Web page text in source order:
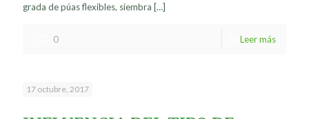
grada de púas flexibles, siembra […]
0 Leer más
17 octubre, 2017